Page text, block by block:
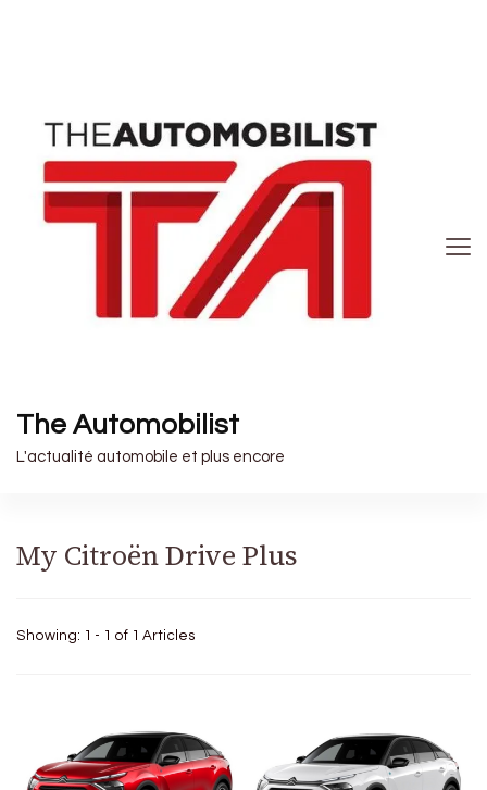
The Automobilist
L'actualité automobile et plus encore
My Citroën Drive Plus
Showing: 1 - 1 of 1 Articles